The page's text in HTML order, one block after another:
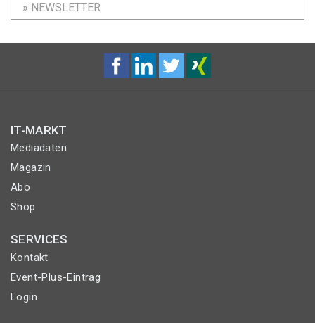
» NEWSLETTER
IT-MARKT
Mediadaten
Magazin
Abo
Shop
SERVICES
Kontakt
Event-Plus-Eintrag
Login